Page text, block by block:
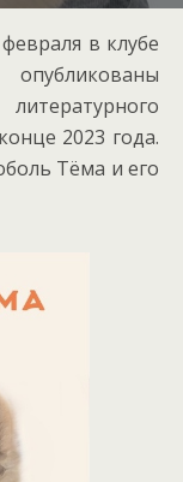
в клубе
2023 года.
Тёма и его